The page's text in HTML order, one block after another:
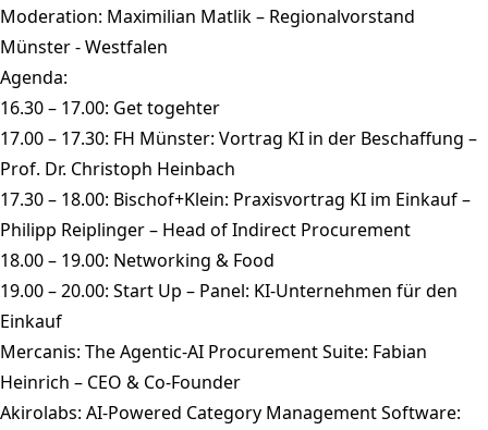
Moderation: Maximilian Matlik – Regionalvorstand
Münster - Westfalen
Agenda:
16.30 – 17.00: Get togehter
17.00 – 17.30: FH Münster: Vortrag KI in der Beschaffung –
Prof. Dr. Christoph Heinbach
17.30 – 18.00: Bischof+Klein: Praxisvortrag KI im Einkauf –
Philipp Reiplinger – Head of Indirect Procurement
18.00 – 19.00: Networking & Food
19.00 – 20.00: Start Up – Panel: KI-Unternehmen für den
Einkauf
Mercanis: The Agentic-AI Procurement Suite: Fabian
Heinrich – CEO & Co-Founder
Akirolabs: AI-Powered Category Management Software: